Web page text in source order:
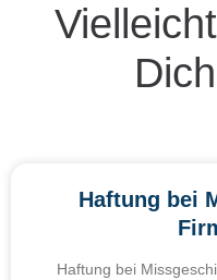
Haftung bei
Haftung bei